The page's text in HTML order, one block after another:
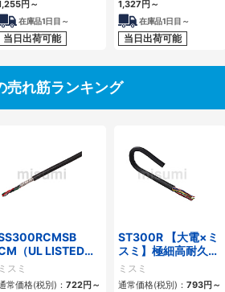
円 ～
在庫品1日目～
当日出荷可能
1,327 円 ～
在庫品1日目～
当日出荷可能
売れ筋ランキング
（UL LISTED規
格・NEPA対応） 小
シールド付
ミスミ
常価格(税別)： 722円 ～
ST300R 【大電×ミ
スミ】極細高耐久ロ
ボットケーブル（シ
ールド無・有）
ミスミ
通常価格(税別)： 793円 ～